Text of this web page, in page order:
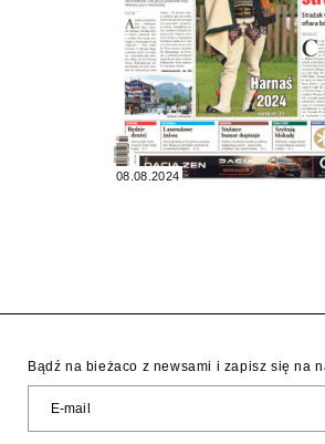
08.08.2024
Bądź na bieżaco z newsami i zapisz się na